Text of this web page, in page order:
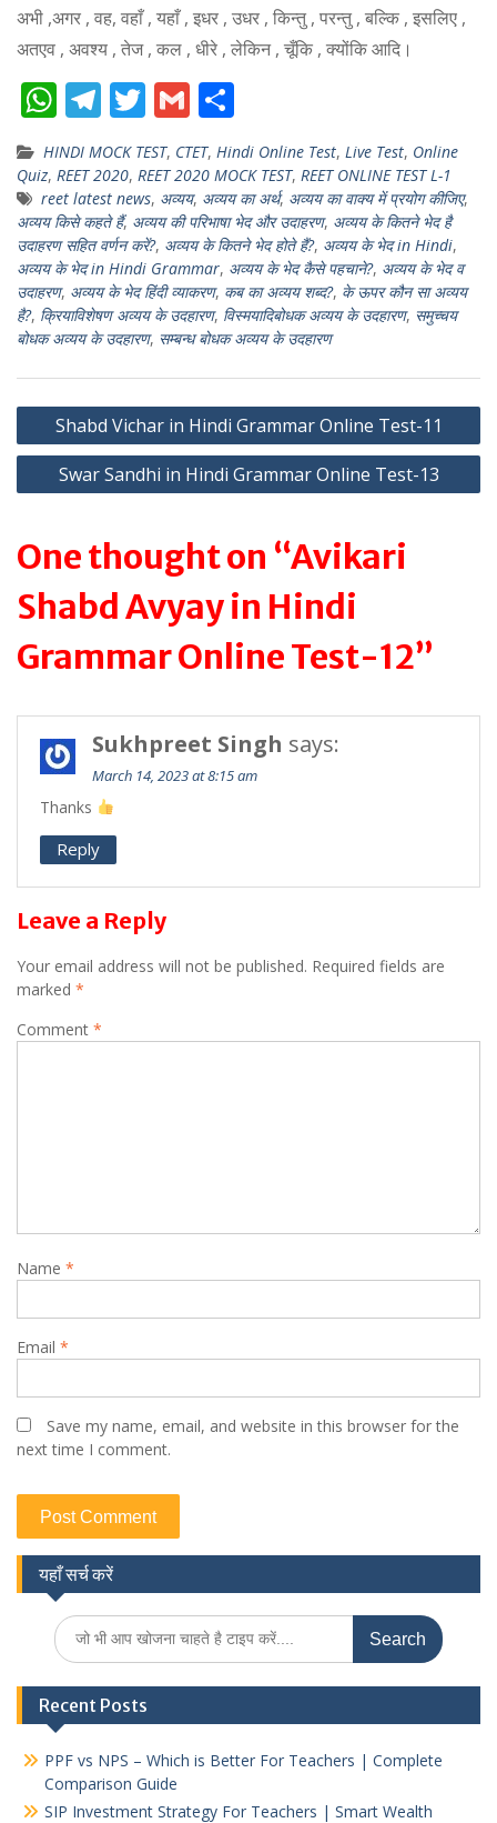
अभी ,अगर , वह, वहाँ , यहाँ , इधर , उधर , किन्तु , परन्तु , बल्कि , इसलिए ,
अतएव , अवश्य , तेज , कल , धीरे , लेकिन , चूँकि , क्योंकि आदि।
W
h
at
s
A
p
p
T
el
e
gr
a
m
T
w
itt
er
G
m
ai
l
h
ar
e
HINDI MOCK TEST, CTET, Hindi Online Test, Live Test, Online
Quiz, REET 2020, REET 2020 MOCK TEST, REET ONLINE TEST L-1
reet latest news, अव्यय, अव्यय का अर्थ, अव्यय का वाक्य में प्रयोग कीजिए,
अव्यय किसे कहते हैं, अव्यय की परिभाषा भेद और उदाहरण, अव्यय के कितने भेद है
उदाहरण सहित वर्णन करें?, अव्यय के कितने भेद होते हैं?, अव्यय के भेद in Hindi,
अव्यय के भेद in Hindi Grammar, अव्यय के भेद कैसे पहचाने?, अव्यय के भेद व
उदाहरण, अव्यय के भेद हिंदी व्याकरण, कब का अव्यय शब्द?, के ऊपर कौन सा अव्यय
है?, क्रियाविशेषण अव्यय के उदहारण, विस्मयादिबोधक अव्यय के उदहारण, समुच्चय
बोधक अव्यय के उदहारण, सम्बन्ध बोधक अव्यय के उदहारण
Post
navigation
Shabd Vichar in Hindi Grammar Online Test-11
Swar Sandhi in Hindi Grammar Online Test-13
One thought on “Avikari
Shabd Avyay in Hindi
Grammar Online Test-12”
Sukhpreet Singh says:
March 14, 2023 at 8:15 am
Thanks
Reply
Leave a Reply
Your email address will not be published. Required fields are
marked *
Comment *
Name *
Email *
Save my name, email, and website in this browser for the
next time I comment.
यहाँ सर्च करें
Search
for:
Recent Posts
PPF vs NPS – Which is Better For Teachers | Complete
Comparison Guide
SIP Investment Strategy For Teachers | Smart Wealth